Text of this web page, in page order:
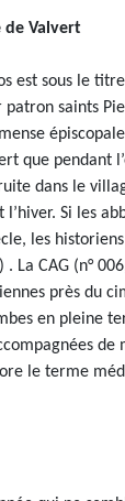
de Valvert
est sous le
saints
que pendant
dans le
l’hiver. Si les
les
. La CAG (n°
près du
en pleine
de
le terme